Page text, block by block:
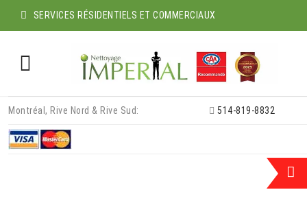
SERVICES RÉSIDENTIELS ET COMMERCIAUX
content
Montréal, Rive Nord & Rive Sud: 514-819-8832